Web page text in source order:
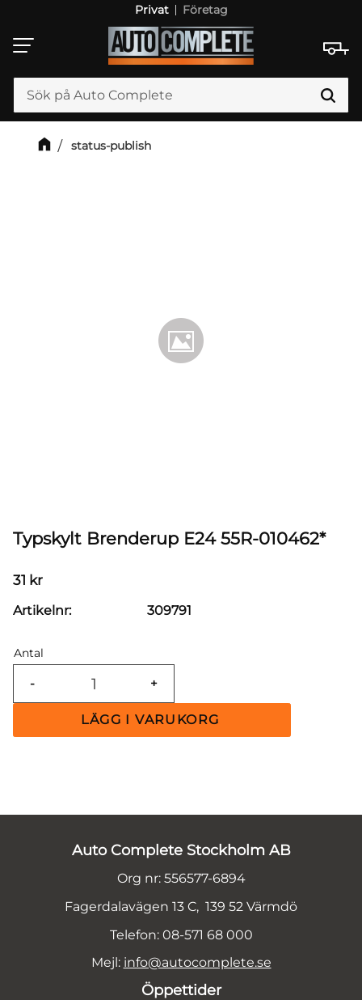
Meny
Privat Företag
status-publish
Typskylt Brenderup E24 55R-010462*
31 kr
Antal
+
-
Artikelnr 309791
Auto Complete Stockholm AB
Org nr: 556577-6894
Fagerdalavägen 13 C, 139 52 Värmdö
Telefon: 08-571 68 000
Mejl: info@autocomplete.se
Öppettider